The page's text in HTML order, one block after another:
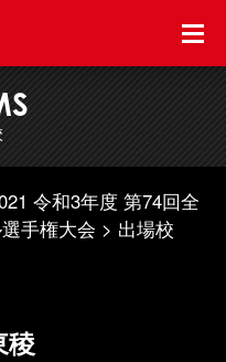
令和3年度 第74回全
手権大会
出場校
稜